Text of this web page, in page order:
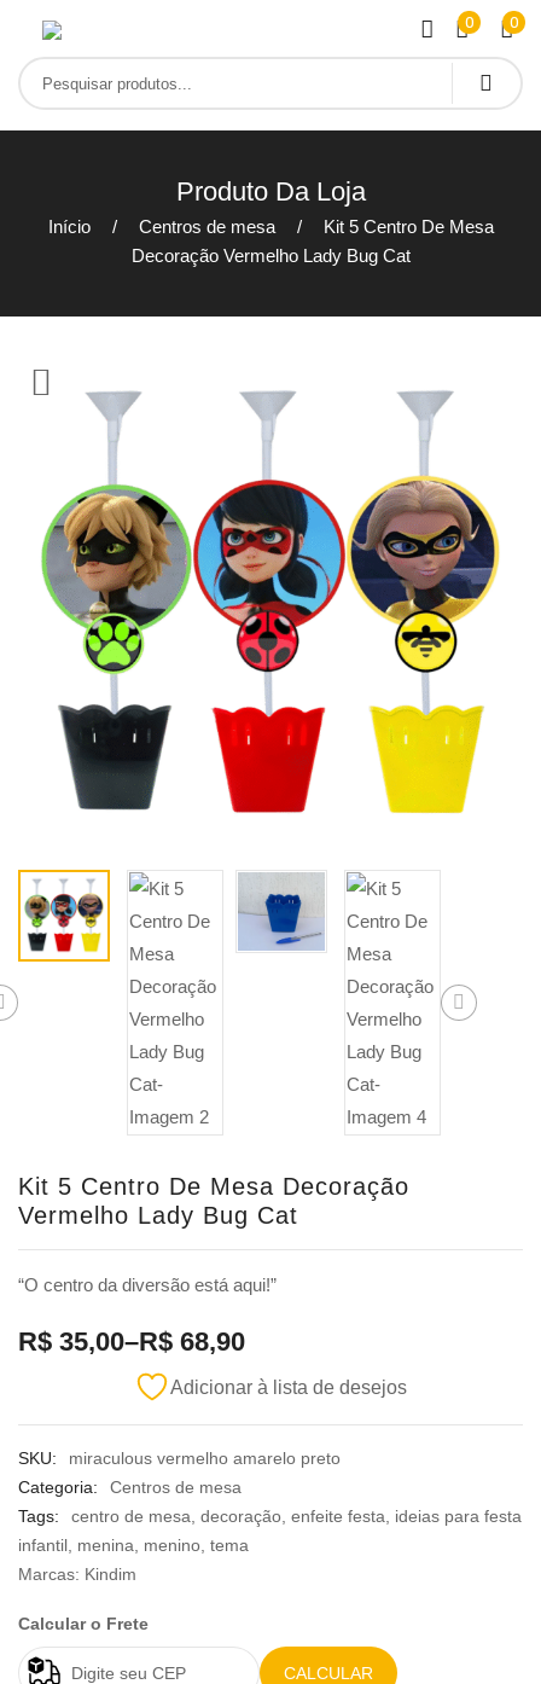
0 0
Produto Da Loja
Início Centros de mesa
Kit 5 Centro De Mesa
Decoração Vermelho Lady Bug Cat
Kit 5 Centro De Mesa Decoração
Vermelho Lady Bug Cat
“O centro da diversão está aqui!”
R$ 35,00–R$ 68,90
Adicionar à lista de desejos
SKU:
miraculous vermelho amarelo preto
Categoria:
Centros de mesa
Tags:
centro de mesa decoração enfeite festa
ideias para festa
infantil menina menino tema
Marcas: Kindim
Calcular o Frete
CALCULAR